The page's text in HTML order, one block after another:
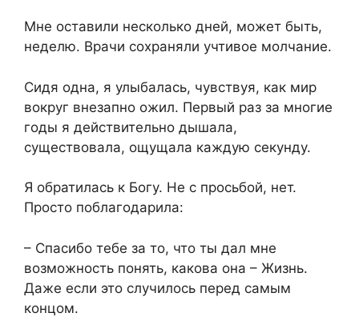
Мне оставили несколько дней, может быть,
неделю. Врачи сохраняли учтивое молчание.
Сидя одна, я улыбалась, чувствуя, как мир
вокруг внезапно ожил. Первый раз за многие
годы я действительно дышала,
существовала, ощущала каждую секунду.
Я обратилась к Богу. Не с просьбой, нет.
Просто поблагодарила:
– Спасибо тебе за то, что ты дал мне
возможность понять, какова она – Жизнь.
Даже если это случилось перед самым
концом.